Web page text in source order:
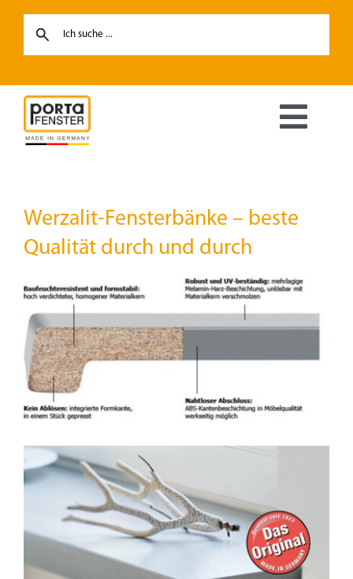
Skip
Haustüren
Terrassentüren
Beschattung
Shop
Konfigurator
Werzalit-Fensterbänke – beste
Qualität durch und durch